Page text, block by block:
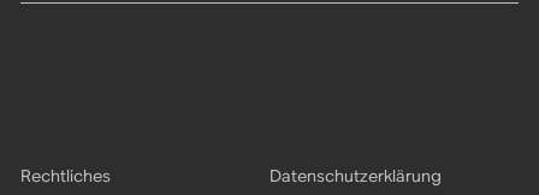
Rechtliches Datenschutzerklärung